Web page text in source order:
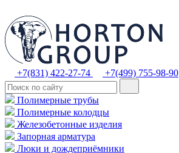
+7(831) 422-27-74 +7(499) 755-98-90
Полимерные трубы
Полимерные колодцы
Железобетонные изделия
Запорная арматура
Люки и дождеприёмники